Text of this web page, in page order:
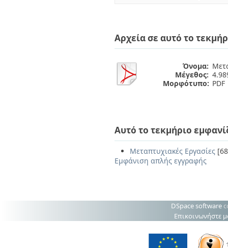
Αρχεία σε αυτό το
Όνομα:
Μέγεθος:
Μορφότυπο: PDF
Αυτό το τεκμήριο
Μεταπτυχιακές Εργασίες
Εμφάνιση απλής εγγραφής
DSpace software
Επικοινωνήστε